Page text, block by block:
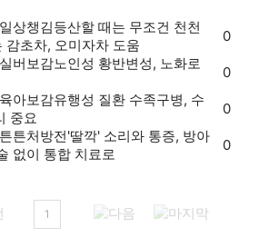
일상챙김등산할 때는 무조건 천천
감초차, 오미자차 도움
0
실버보감노인성 황반변성, 노화로
0
육아보감유행성 질환 수족구병, 수
중요
0
튼튼처방전'딸깍' 소리와 통증, 방아
없이 통합 치료로
0
1